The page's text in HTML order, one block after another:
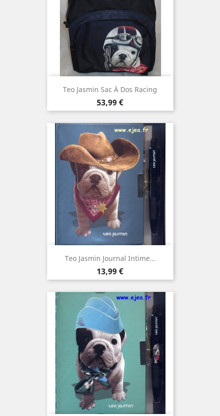
Teo Jasmin Sac À Dos Racing
Prix
53,99 €
Teo Jasmin Journal Intime...
Prix
13,99 €